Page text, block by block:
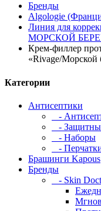
Бренды
Algologie
Линия для
МОРСКОЙ
Крем-филлер
«Rivage/Морской
Категории
Антисептики
-
-
- Наборы
-
Брашинги Kapous
Бренды
- Skin